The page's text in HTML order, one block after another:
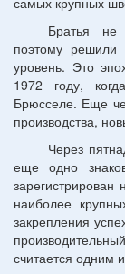
Братья не
поэтому
уровень. Это
1972 году,
Брюсселе. Еще
производства,
Через
еще одно
наиболее
закрепления
считается одним